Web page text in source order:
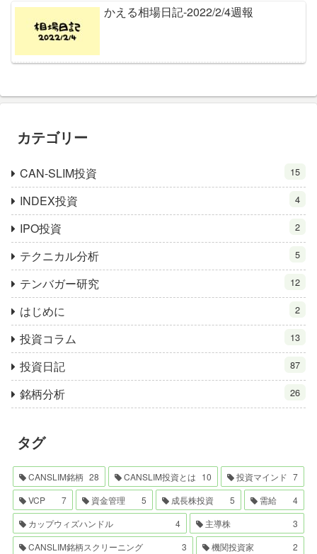
かえる相場日記-2022/2/4週報
カテゴリー
CAN-SLIM投資 15
INDEX投資 4
IPO投資 2
テクニカル分析 5
テンバガー研究 12
はじめに 2
投資コラム 13
投資日記 87
銘柄分析 26
タグ
CANSLIM銘柄 28 CANSLIM投資とは 10 投資マインド 7
VCP
7 資金管理 5 成長株投資 5 需給
4
カップウィズハンドル
4 主導株
3
CANSLIM銘柄スクリーニング
3 機関投資家
2